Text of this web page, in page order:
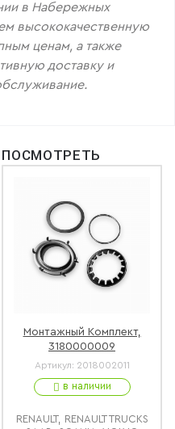
в Набережных
высококачественную
ценам, а также
доставку и
Монтажный Комплект,
3180000009
Артикул: 2018002011
в наличии
RENAULT, RENAULT TRUCKS